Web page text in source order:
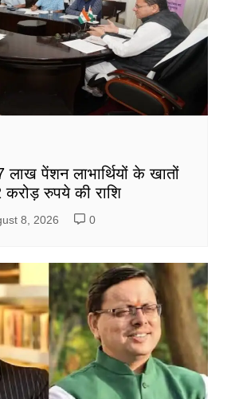
पेंशन लाभार्थियों के खातों
रुपये की राशि
8, 2026 0